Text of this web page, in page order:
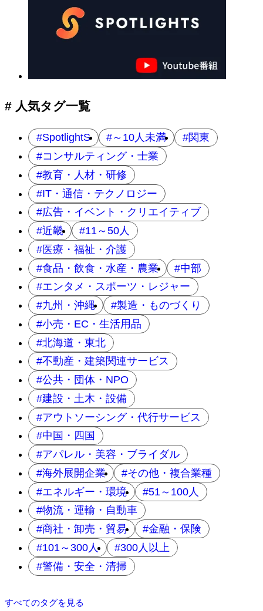
# 人気タグ一覧
SpotlightS ～10人未満
関東
コンサルティング・士業
教育・人材・研修
IT・通信・テクノロジー
広告・イベント・クリエイティブ
近畿
11～50人
医療・福祉・介護
食品・飲食・水産・農業
中部
エンタメ・スポーツ・レジャー
九州・沖縄
製造・ものづくり
小売・EC・生活用品
北海道・東北
不動産・建築関連サービス
公共・団体・NPO
建設・土木・設備
アウトソーシング・代行サービス
中国・四国
アパレル・美容・ブライダル
海外展開企業
その他・複合業種
エネルギー・環境
51～100人
物流・運輸・自動車
商社・卸売・貿易
金融・保険
101～300人
300人以上
警備・安全・清掃
すべてのタグを見る